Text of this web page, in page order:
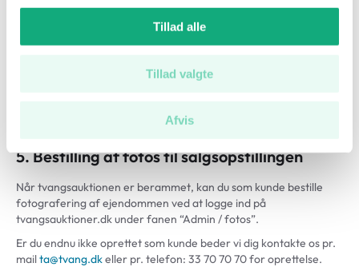
Tillad alle
Tillad valgte
Afvis
auktionstidspunkt unden yderligere omkostninger. Såfremt
5. Bestilling af fotos til salgsopstillingen
Når tvangsauktionen er berammet, kan du som kunde bestille
fotografering af ejendommen ved at logge ind på
tvangsauktioner.dk under fanen “Admin / fotos”.
Er du endnu ikke oprettet som kunde beder vi dig kontakte os pr.
mailta@tvang.dkeller pr. telefon: 33 70 70 70 for oprettelse.